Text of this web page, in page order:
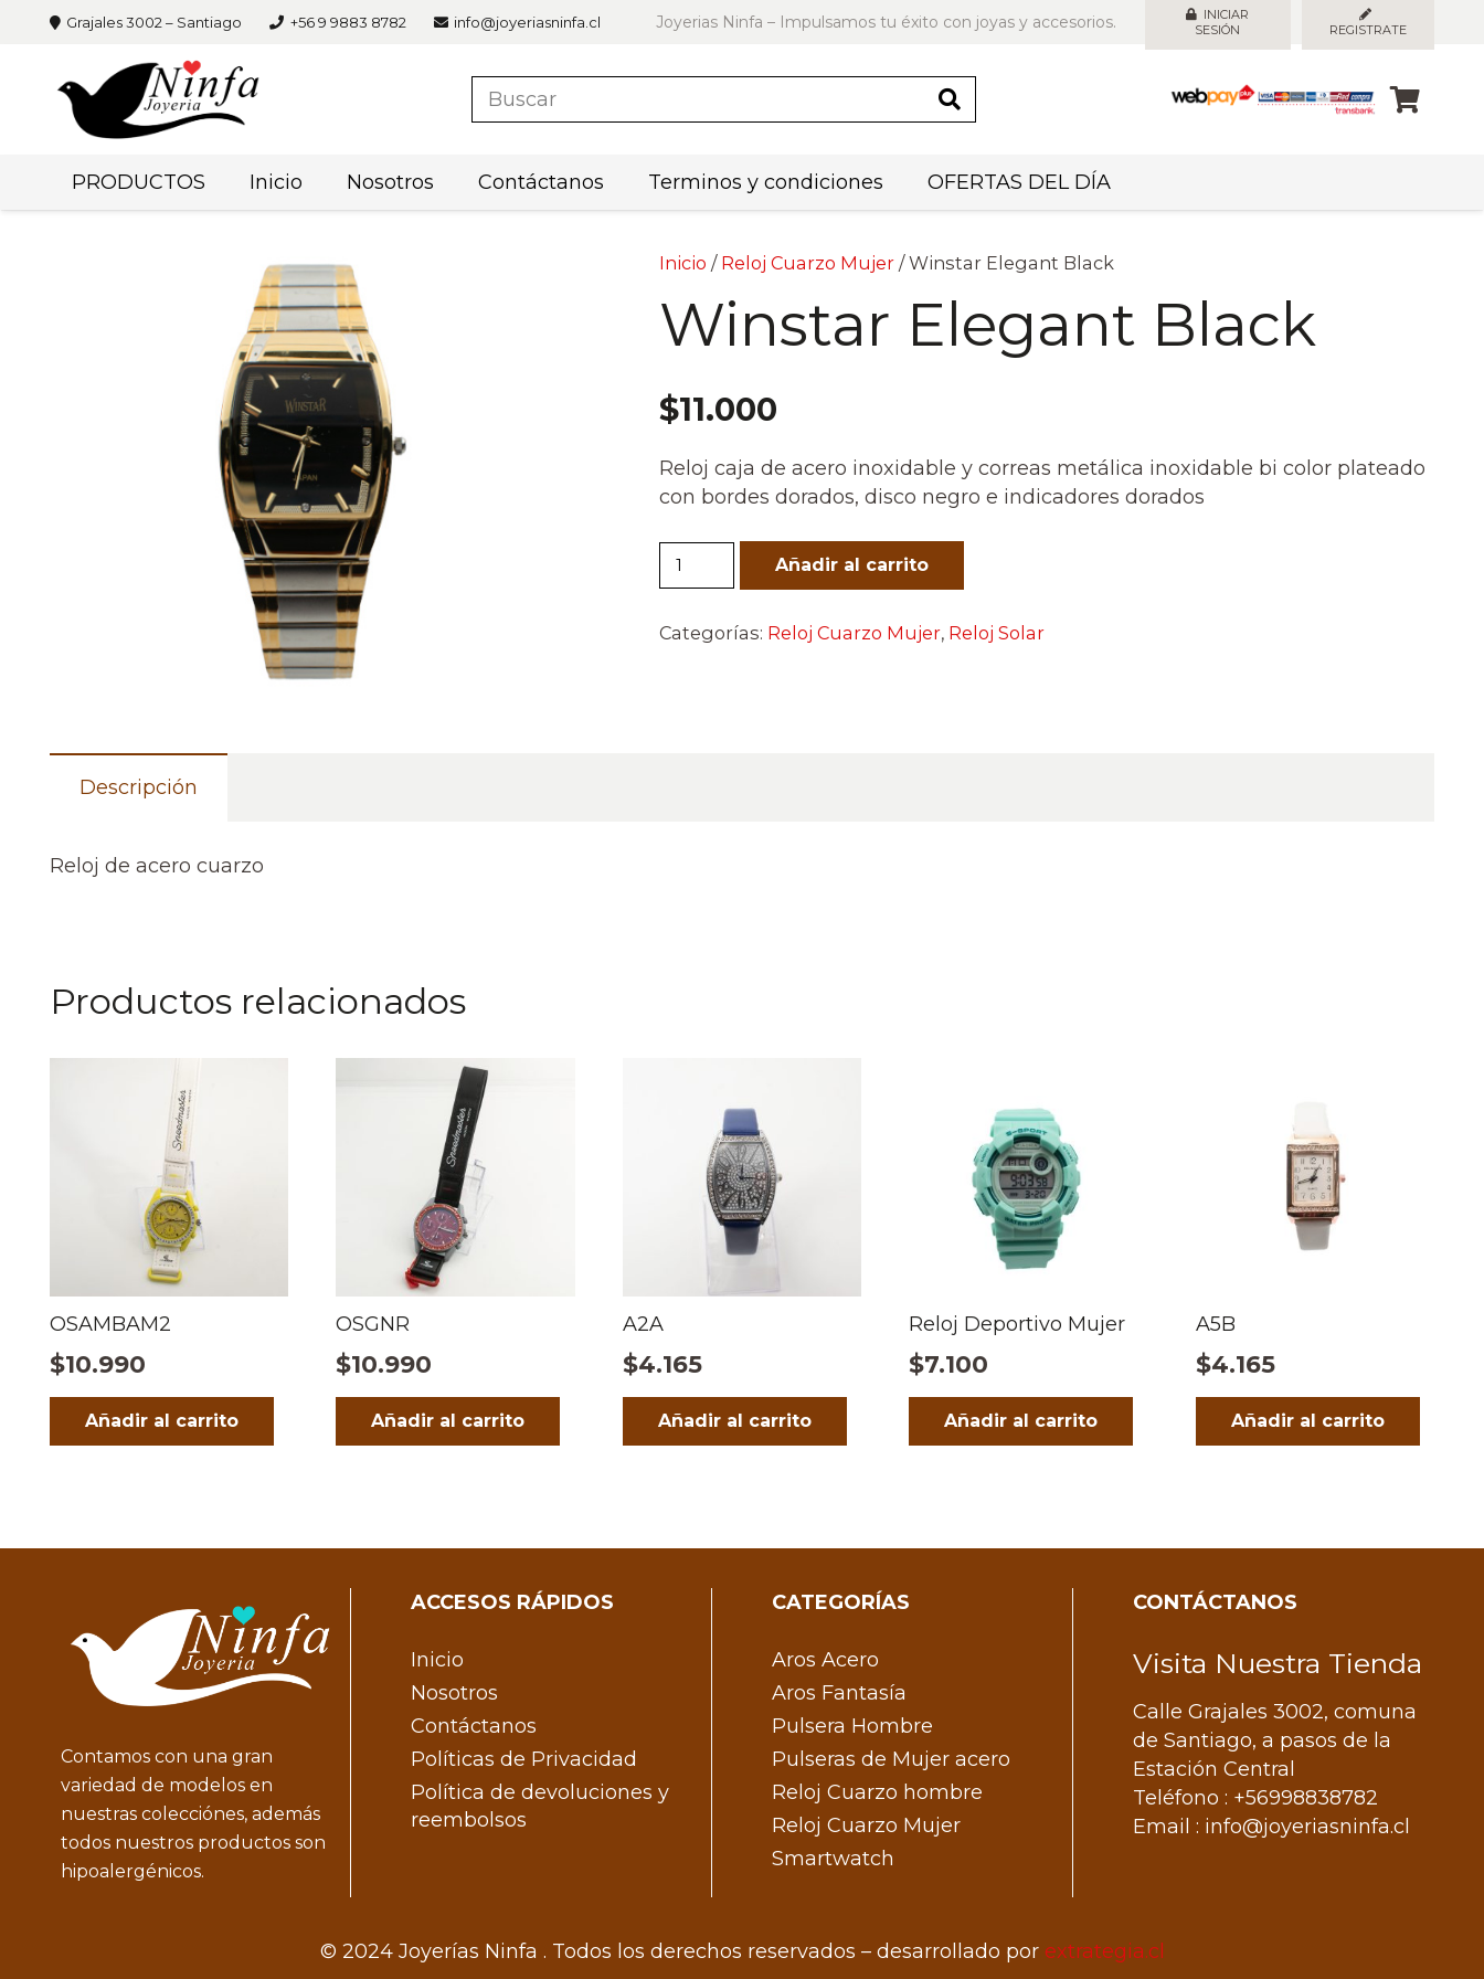
Grajales 3002 – Santiago +56 9 9883 8782 info@joyeriasninfa.cl Joyerias Ninfa – Impulsamos tu éxito con joyas y accesorios.
INICIAR
SESIÓN
REGISTRATE
PRODUCTOS Inicio Nosotros Contáctanos Terminos y condiciones OFERTAS DEL DÍA
Inicio / Reloj Cuarzo Mujer/ Winstar Elegant Black
Winstar Elegant Black
$11.000
Reloj caja de acero inoxidable y correas metálica inoxidable bi color plateado
con bordes dorados, disco negro e indicadores dorados
Winstar
Elegant
cantidad
Añadir al carrito
Categorías: Reloj Cuarzo Mujer, Reloj Solar
Descripción
Reloj de acero cuarzo
Productos relacionados
OSAMBAM2
$10.990
Añadir al carrito
OSGNR
$10.990
Añadir al carrito
A2A
$4.165
Añadir al carrito
Reloj Deportivo Mujer
$7.100
Añadir al carrito
A5B
$4.165
Añadir al carrito
Contamos con una gran
variedad de modelos en
nuestras colecciónes, además
todos nuestros productos son
hipoalergénicos.
ACCESOS RÁPIDOS
Inicio
Nosotros
Contáctanos
Políticas de Privacidad
Política de devoluciones y
reembolsos
CATEGORÍAS
Aros Acero
Aros Fantasía
Pulsera Hombre
Pulseras de Mujer acero
Reloj Cuarzo hombre
Reloj Cuarzo Mujer
Smartwatch
CONTÁCTANOS
Visita Nuestra Tienda
Calle Grajales 3002, comuna
de Santiago, a pasos de la
Estación Central
Teléfono : +56998838782
Email : info@joyeriasninfa.cl
© 2024 Joyerías Ninfa . Todos los derechos reservados – desarrollado por extrategia.cl